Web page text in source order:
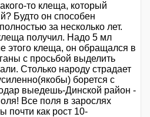
то клеща, который
Будто он способен
за несколько лет.
получил. Надо 5 мл
этого клеща, он обращался в
с просьбой выделить
Столько народу страдает
борется с
выедешь-Динской район -
Все поля в зарослях
почти как рост 10-